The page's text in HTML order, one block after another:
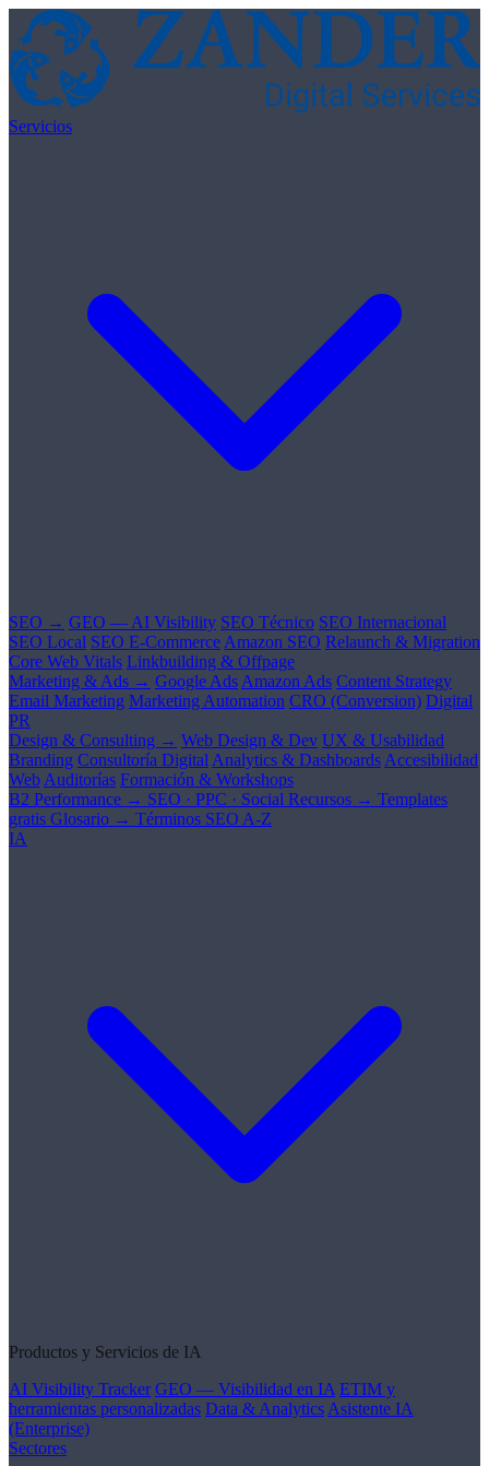
Skip to content
Servicios
SEO → GEO — AI Visibility SEO Técnico SEO Internacional
SEO Local SEO E-Commerce Amazon SEO Relaunch & Migration
Core Web Vitals Linkbuilding & Offpage
Marketing & Ads → Google Ads Amazon Ads Content Strategy
Email Marketing Marketing Automation CRO (Conversion) Digital
PR
Design & Consulting → Web Design & Dev UX & Usabilidad
Branding Consultoría Digital Analytics & Dashboards Accesibilidad
Web Auditorías Formación & Workshops
B2 Performance → SEO · PPC · Social Recursos → Templates
gratis Glosario → Términos SEO A-Z
IA
Productos y Servicios de IA
AI Visibility Tracker GEO — Visibilidad en IA ETIM y
herramientas personalizadas Data & Analytics Asistente IA
(Enterprise)
Sectores